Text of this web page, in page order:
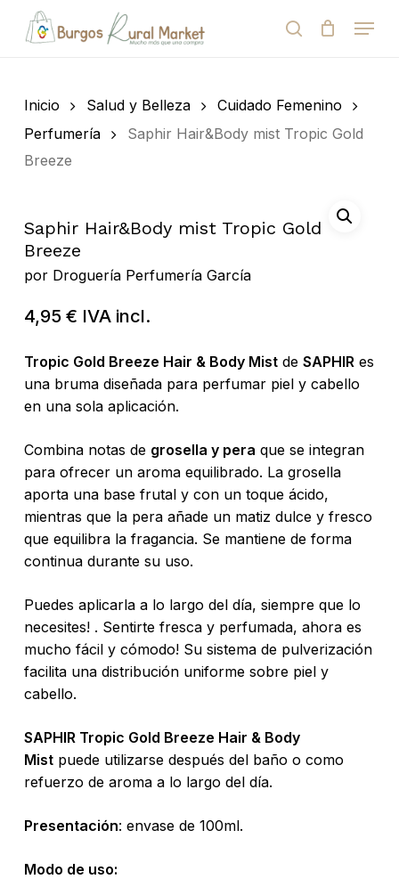
de
search
Menu
Cart
Inicio Salud y Belleza
Cuidado Femenino
Perfumería
Saphir Hair&Body mist Tropic Gold
Breeze
Saphir Hair&Body mist Tropic Gold
Breeze
por Droguería Perfumería García
4,95 € IVA incl.
Tropic Gold Breeze Hair & Body Mistde SAPHIRes
una bruma diseñada para perfumar piel y cabello
en una sola aplicación.
Combina notas de grosella y pera que se integran
para ofrecer un aroma equilibrado. La grosella
aporta una base frutal y con un toque ácido,
mientras que la pera añade un matiz dulce y fresco
que equilibra la fragancia. Se mantiene de forma
continua durante su uso.
Puedes aplicarla a lo largo del día, siempre que lo
necesites! . Sentirte fresca y perfumada, ahora es
mucho fácil y cómodo! Su sistema de pulverización
facilita una distribución uniforme sobre piel y
cabello.
SAPHIR Tropic Gold Breeze Hair & Body
Mistpuede utilizarse después del baño o como
refuerzo de aroma a lo largo del día.
Presentación: envase de 100ml.
Modo de uso: